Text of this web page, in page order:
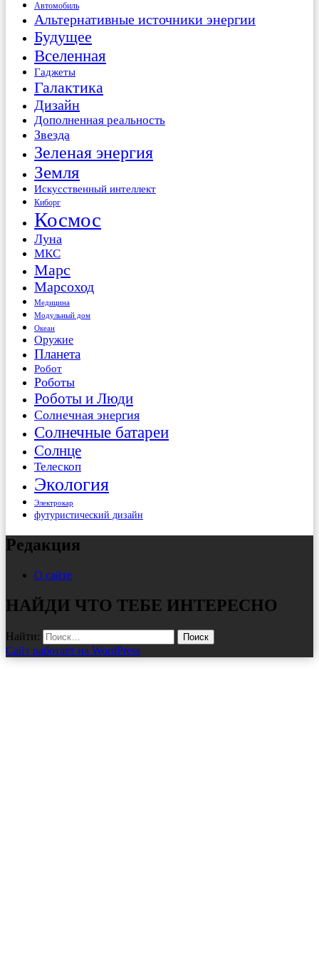
Автомобиль
Альтернативные источники энергии
Будущее
Вселенная
Гаджеты
Галактика
Дизайн
Дополненная реальность
Звезда
Зеленая энергия
Земля
Искусственный интеллект
Киборг
Космос
Луна
МКС
Марс
Марсоход
Медицина
Модульный дом
Океан
Оружие
Планета
Робот
Роботы
Роботы и Люди
Солнечная энергия
Солнечные батареи
Солнце
Телескоп
Экология
Электрокар
футуристический дизайн
Редакция
О сайте
НАЙДИ ЧТО ТЕБЕ ИНТЕРЕСНО
Найти:
Сайт работает на WordPress